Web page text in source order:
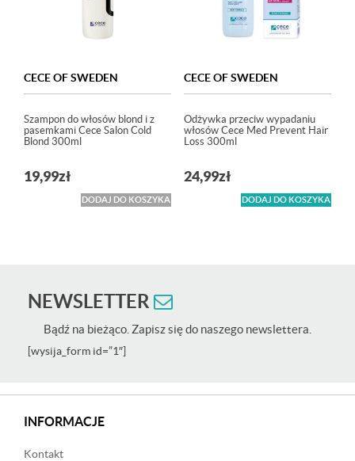
CECE OF SWEDEN
Szampon do włosów blond i z
pasemkami Cece Salon Cold
Blond 300ml
19,99zł
DODAJ DO KOSZYKA
CECE OF SWEDEN
Odżywka przeciw wypadaniu
włosów Cece Med Prevent Hair
Loss 300ml
24,99zł
DODAJ DO KOSZYKA
NEWSLETTER
Bądź na bieżąco. Zapisz się do naszego newslettera.
[wysija_form id=”1″]
INFORMACJE
Kontakt